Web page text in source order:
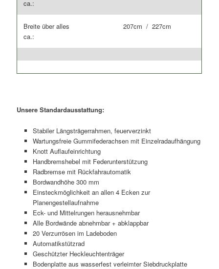
ca.:
Breite über alles
ca.:
207cm / 227cm
Unsere Standardausstattung:
Stabiler Längsträgerrahmen, feuerverzinkt
Wartungsfreie Gummifederachsen mit Einzelradaufhängung
Knott Auflaufeinrichtung
Handbremshebel mit Federunterstützung
Radbremse mit Rückfahrautomatik
Bordwandhöhe 300 mm
Einsteckmöglichkeit an allen 4 Ecken zur
Planengestellaufnahme
Eck- und Mittelrungen herausnehmbar
Alle Bordwände abnehmbar + abklappbar
20 Verzurrösen im Ladeboden
Automatikstützrad
Geschützter Heckleuchtenträger
Bodenplatte aus wasserfest verleimter Siebdruckplatte